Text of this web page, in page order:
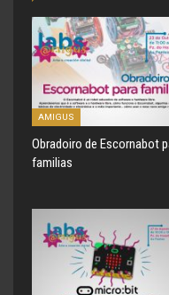
AMIGUS
Obradoiro de Escornabot
familias